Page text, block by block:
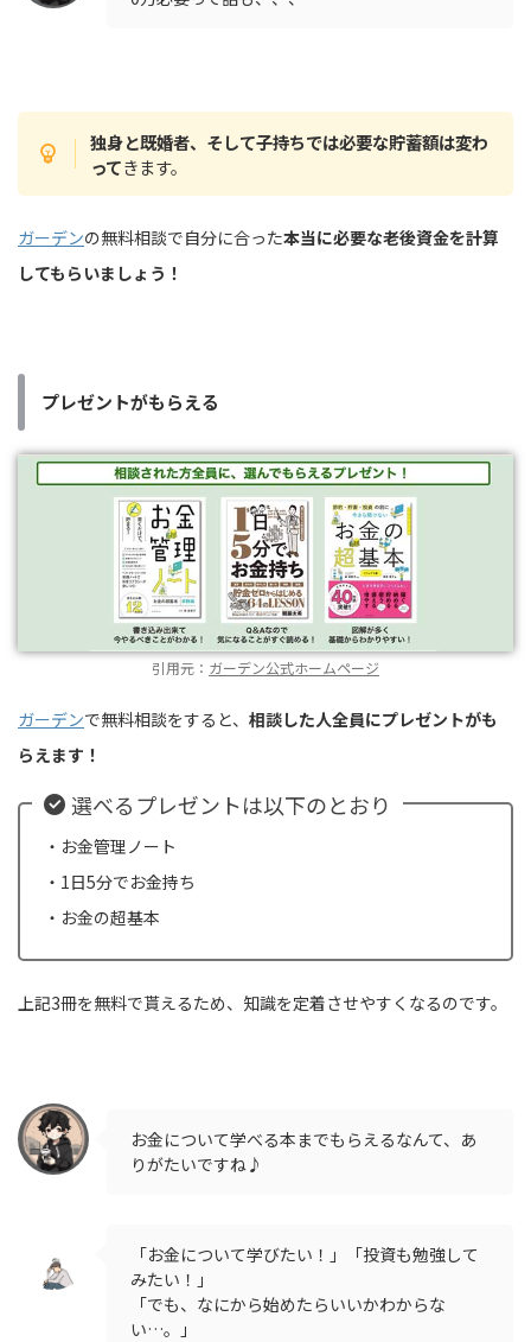
独身と既婚者、そして子持ちでは必要な貯蓄額は変わ
ってきます。
ガーデンの無料相談で自分に合った本当に必要な老後資金を計算
してもらいましょう！
プレゼントがもらえる
引用元： ガーデン公式ホームページ
ガーデンで無料相談をすると、 相談した人全員にプレゼントがも
らえます！
選べるプレゼントは以下のとおり
・お金管理ノート
・1日5分でお金持ち
・お金の超基本
上記3冊を無料で貰えるため、知識を定着させやすくなるのです。
お金について学べる本までもらえるなんて、あ
りがたいですね♪
「お金について学びたい！」「投資も勉強して
みたい！」
「でも、なにから始めたらいいかわからな
い…。」